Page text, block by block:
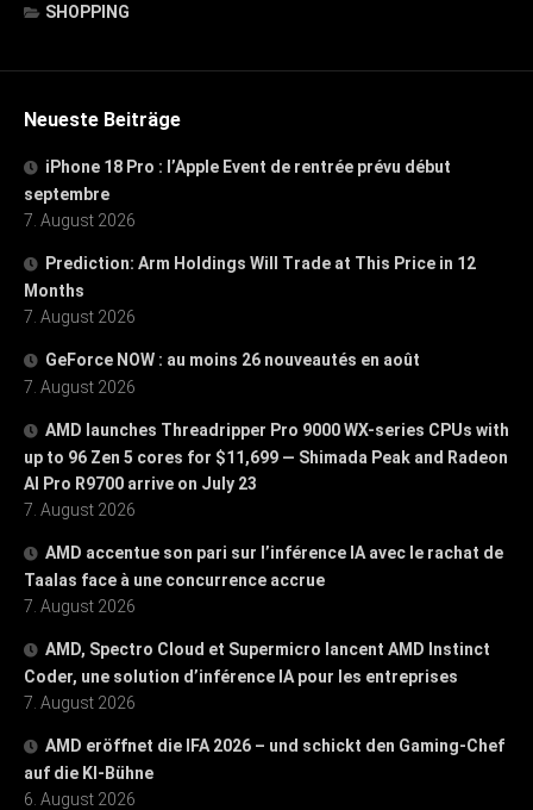
SHOPPING
Neueste Beiträge
iPhone 18 Pro : l’Apple Event de rentrée prévu début
septembre
7. August 2026
Prediction: Arm Holdings Will Trade at This Price in 12
Months
7. August 2026
GeForce NOW : au moins 26 nouveautés en août
7. August 2026
AMD launches Threadripper Pro 9000 WX-series CPUs with
up to 96 Zen 5 cores for $11,699 — Shimada Peak and Radeon
AI Pro R9700 arrive on July 23
7. August 2026
AMD accentue son pari sur l’inférence IA avec le rachat de
Taalas face à une concurrence accrue
7. August 2026
AMD, Spectro Cloud et Supermicro lancent AMD Instinct
Coder, une solution d’inférence IA pour les entreprises
7. August 2026
AMD eröffnet die IFA 2026 – und schickt den Gaming-Chef
auf die KI-Bühne
6. August 2026